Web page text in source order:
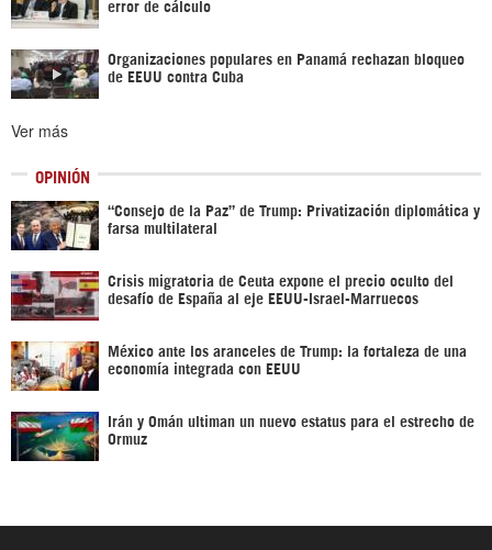
error de cálculo
Organizaciones populares en Panamá rechazan bloqueo
de EEUU contra Cuba
Ver más
OPINIÓN
“Consejo de la Paz” de Trump: Privatización diplomática y
farsa multilateral
Crisis migratoria de Ceuta expone el precio oculto del
desafío de España al eje EEUU-Israel-Marruecos
México ante los aranceles de Trump: la fortaleza de una
economía integrada con EEUU
Irán y Omán ultiman un nuevo estatus para el estrecho de
Ormuz